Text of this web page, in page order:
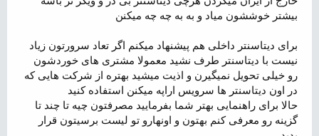
بیشتر خوششون میاد و به به چه چه میکنن
برای دیتاسنتر داخلی هم پیشنهاد میکنم اگر تعاد سرورتون زیاد
نیست با دیتاسنتر طرف نشید معمولا مشتری های خوردشون
رو خیلی تحویل نمیگیرن و اذیت میشید بهتره از شرکت هایی که
در اون دیتاسنتر ها سرویس اراپه میکنن استفاده کنید
حالا برای راهنمایی بهتر شما بفرمایید مصرفتون چیه تا چند تا
گزینه رو معرفی کنم بهتون و اونهارو تو لیست برسیتون قرار